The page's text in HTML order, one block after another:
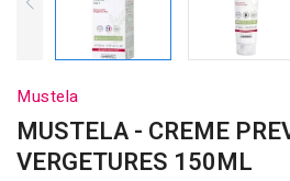
Mustela
MUSTELA - CREME
VERGETURES 150ML